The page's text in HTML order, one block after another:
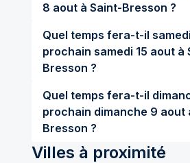
8 aout à Saint-Bresson ?
Quel temps fera-t-il samedi
prochain samedi 15 aout à Saint-
Bresson ?
Quel temps fera-t-il
prochain dimanche 9 aout à Saint-
Bresson ?
Villes à proximité